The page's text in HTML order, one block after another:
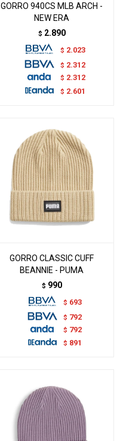
GORRO 940CS MLB ARCH -
NEW ERA
$ 2.890
$ 2.023
$ 2.312
$ 2.312
$ 2.601
GORRO CLASSIC CUFF
BEANNIE - PUMA
$ 990
$ 693
$ 792
$ 792
$ 891